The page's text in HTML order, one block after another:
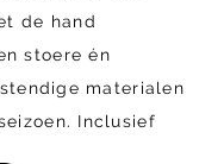
de hand
stoere én
materialen
Inclusief